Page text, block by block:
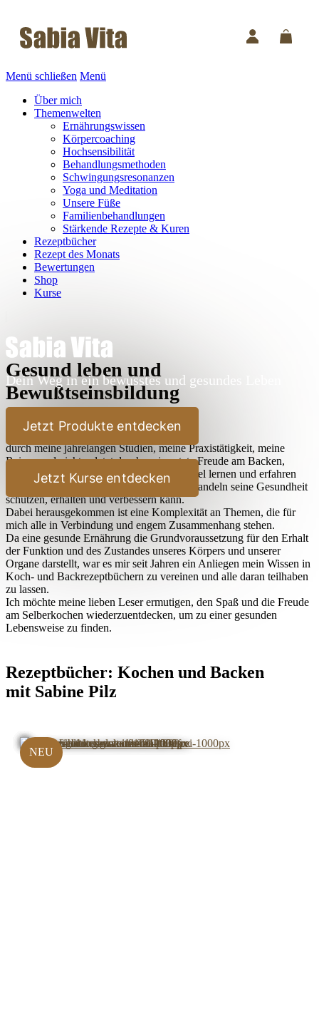
Menü schließen Menü
Über mich
Themenwelten
Ernährungswissen
Körpercoaching
Hochsensibilität
Behandlungsmethoden
Schwingungsresonanzen
Yoga und Meditation
Unsere Füße
Familienbehandlungen
Stärkende Rezepte & Kuren
Rezeptbücher
Rezept des Monats
Bewertungen
Shop
Kurse
Dein Weg in ein bewusstes und gesundes Leben
Jetzt Produkte entdecken
Jetzt Kurse entdecken
Gesund leben und
Bewußtseinsbildung
Lieber Leser,
durch meine jahrelangen Studien, meine Praxistätigkeit, meine
Reisen und nicht zuletzt durch meine stete Freude am Backen,
Kochen und Ausprobieren habe ich sehr viel lernen und erfahren
dürfen, wie der Mensch durch bewußtes Handeln seine Gesundheit
schützen, erhalten und verbessern kann.
Dabei herausgekommen ist eine Komplexität an Themen, die für
mich alle in Verbindung und engem Zusammenhang stehen.
Da eine gesunde Ernährung die Grundvoraussetzung für den Erhalt
der Funktion und des Zustandes unseres Körpers und unserer
Organe darstellt, war es mir seit Jahren ein Anliegen mein Wissen in
Koch- und Backrezeptbüchern zu vereinen und alle daran teilhaben
zu lassen.
Ich möchte meine lieben Leser ermutigen, den Spaß und die Freude
am Selberkochen wiederzuentdecken, um zu einer gesunden
Lebensweise zu finden.
Rezeptbücher: Kochen und Backen
mit Sabine Pilz
NEU